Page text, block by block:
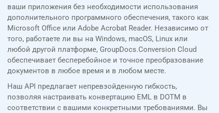
ваши приложения без необходимости использования
дополнительного программного обеспечения, такого как
Microsoft Office или Adobe Acrobat Reader. Независимо от
того, работаете ли вы на Windows, macOS, Linux или
любой другой платформе, GroupDocs.Conversion Cloud
обеспечивает бесперебойное и точное преобразование
документов в любое время и в любом месте.
Наш API предлагает непревзойденную гибкость,
позволяя настраивать конвертацию EML в DOTM в
соответствии с вашими конкретными требованиями. Вы